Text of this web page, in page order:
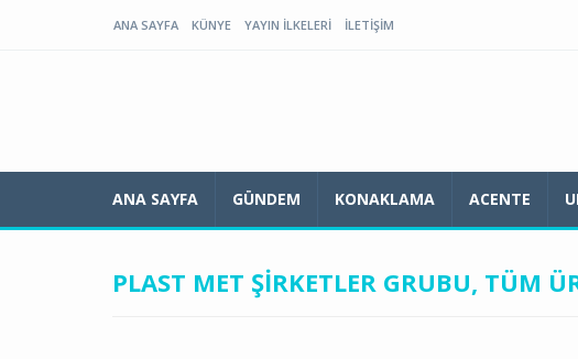
ANA SAYFA KÜNYE YAYIN İLKELERI İLETIŞIM
ANA SAYFA GÜNDEM KONAKLAMA ACENTE
PLAST MET ŞIRKETLER GRUBU, TÜM